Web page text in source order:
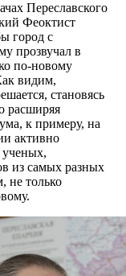
Переславского
Феоктист
город с
прозвучал в
по-новому
видим,
становясь
расширяя
к примеру, на
активно
ученых,
из самых разных
не только